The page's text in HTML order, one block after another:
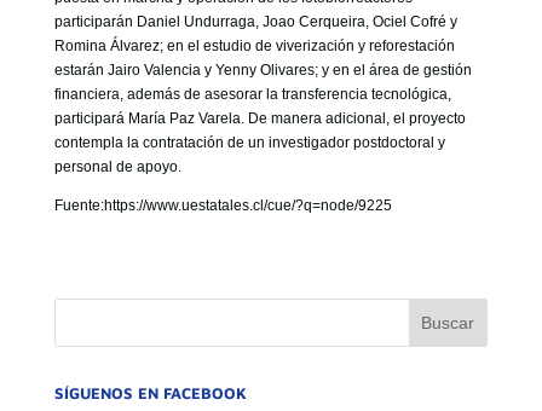
participarán Daniel Undurraga, Joao Cerqueira, Ociel Cofré y
Romina Álvarez; en el estudio de viverización y reforestación
estarán Jairo Valencia y Yenny Olivares; y en el área de gestión
financiera, además de asesorar la transferencia tecnológica,
participará María Paz Varela. De manera adicional, el proyecto
contempla la contratación de un investigador postdoctoral y
personal de apoyo.
Fuente:https://www.uestatales.cl/cue/?q=node/9225
SÍGUENOS EN FACEBOOK